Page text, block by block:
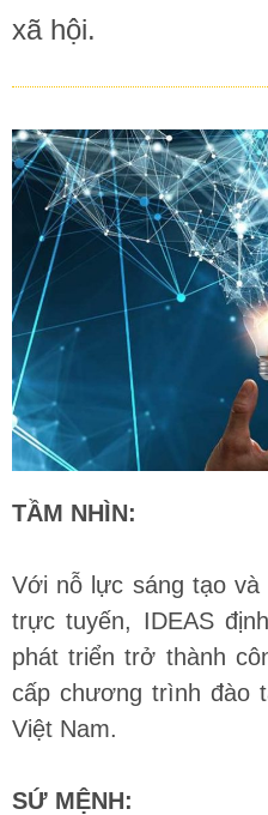
xã hội.
TẦM NHÌN:
Với nỗ lực sáng tạo và
trực tuyến, IDEAS
phát triển trở thành
cấp chương trình đào
Việt Nam.
SỨ MỆNH: